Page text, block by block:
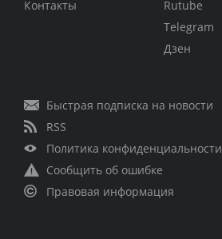
Контакты
Rutube
Telegram
Дзен
Быстрая подписка на новости
RSS
Политика конфиденциальности
Сообщить об ошибке
Правовая информация